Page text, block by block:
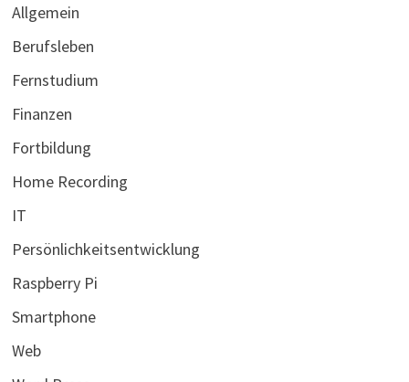
Allgemein
Berufsleben
Fernstudium
Finanzen
Fortbildung
Home Recording
IT
Persönlichkeitsentwicklung
Raspberry Pi
Smartphone
Web